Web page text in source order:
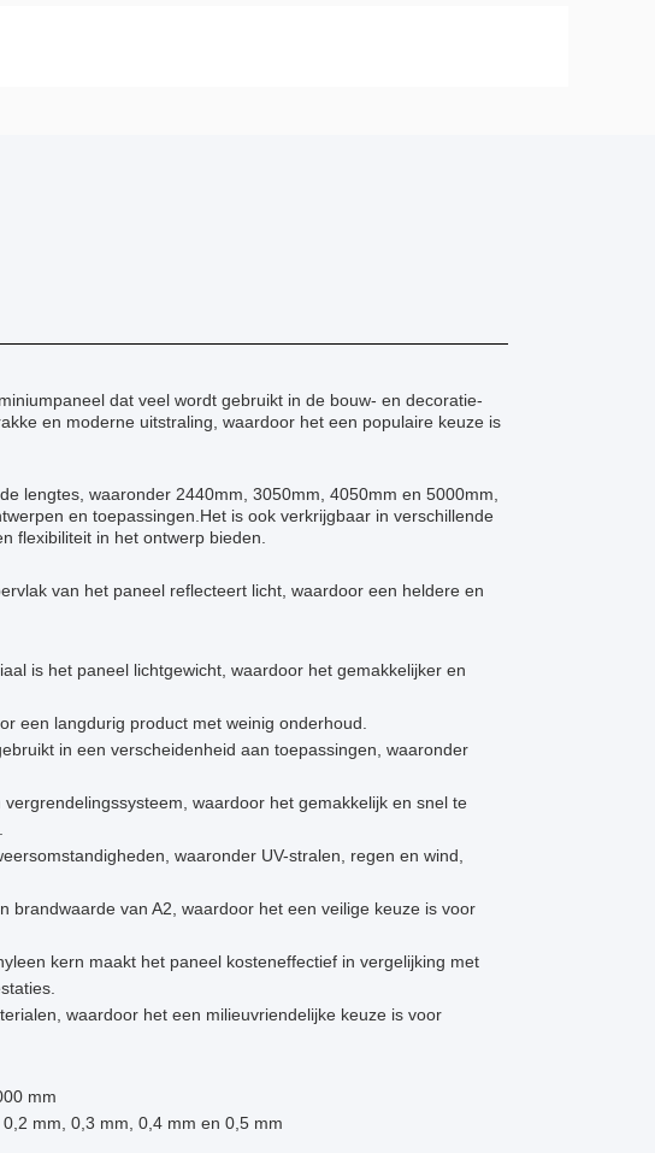
dat veel wordt gebruikt in de bouw- en decoratie-
en moderne uitstraling, waardoor het een populaire keuze is
lengtes, waaronder 2440mm, 3050mm, 4050mm en 5000mm,
en toepassingen.Het is ook verkrijgbaar in verschillende
flexibiliteit in het ontwerp bieden.
van het paneel reflecteert licht, waardoor een heldere en
is het paneel lichtgewicht, waardoor het gemakkelijker en
een langdurig product met weinig onderhoud.
in een verscheidenheid aan toepassingen, waaronder
waardoor het gemakkelijk en snel te
waaronder UV-stralen, regen en wind,
brandwaarde van A2, waardoor het een veilige keuze is voor
kern maakt het paneel kosteneffectief in vergelijking met
waardoor het een milieuvriendelijke keuze is voor
mm
mm, 0,3 mm, 0,4 mm en 0,5 mm